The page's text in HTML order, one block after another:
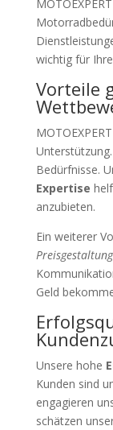
wichtig für
Vorteile
Bedürfnisse.
Expertise
anzubieten.
Ein weiterer
Preisgestaltung
Geld
Unsere hohe
Kunden sind
engagieren
schätzen